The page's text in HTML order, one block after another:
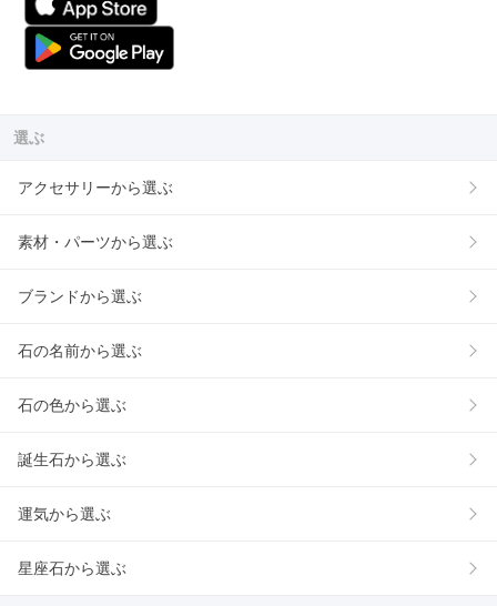
選ぶ
アクセサリーから選ぶ
素材・パーツから選ぶ
ブランドから選ぶ
石の名前から選ぶ
石の色から選ぶ
誕生石から選ぶ
運気から選ぶ
星座石から選ぶ